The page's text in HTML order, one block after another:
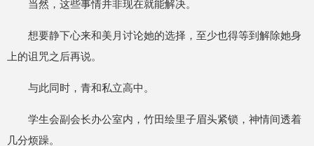
当然，这些事情并非现在就能解决。
想要静下心来和美月讨论她的选择，至少也得等到解除她身
上的诅咒之后再说。
与此同时，青和私立高中。
学生会副会长办公室内，竹田绘里子眉头紧锁，神情间透着
几分烦躁。